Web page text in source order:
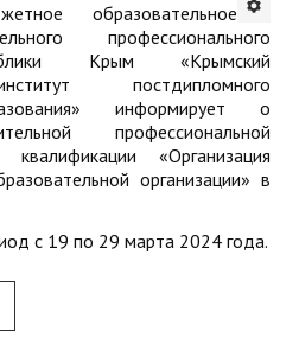
образовательное
профессионального
Крым «Крымский
постдипломного
информирует о
профессиональной
«Организация
организации» в
с 19 по 29 марта 2024 года.